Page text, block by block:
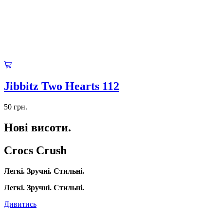
Jibbitz Two Hearts 112
50 грн.
Нові висоти.
Crocs Crush
Легкі. Зручні. Стильні.
Легкі. Зручні. Стильні.
Дивитись